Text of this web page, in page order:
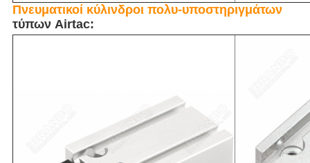
Πνευματικοί κύλινδροι πολυ-υποστηριγμάτων
τύπων Airtac: